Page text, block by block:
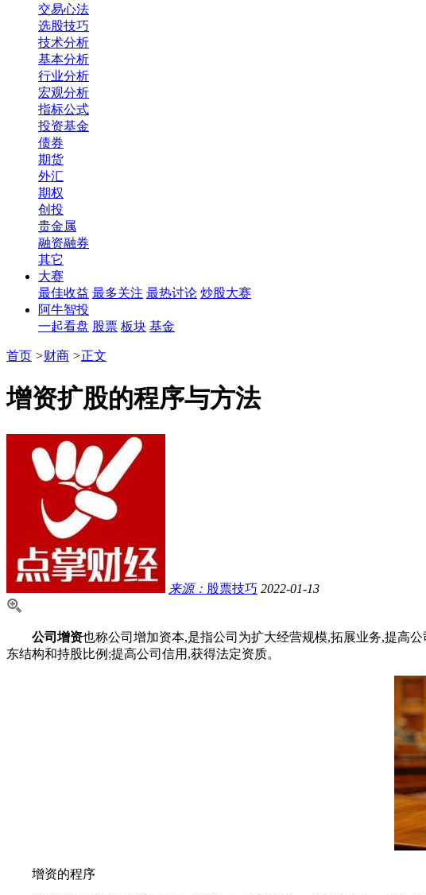
交易心法
选股技巧
技术分析
基本分析
行业分析
宏观分析
指标公式
投资基金
债券
期货
外汇
期权
创投
贵金属
融资融券
其它
大赛
最佳收益 最多关注 最热讨论 炒股大赛
阿牛智投
一起看盘 股票 板块 基金
首页 >财商 >正文
增资扩股的程序与方法
来源： 股票技巧 2022-01-13
公司增资也称公司增加资本,是指公司为扩大经营规模,拓展业务,提高
东结构和持股比例;提高公司信用,获得法定资质。
增资的程序